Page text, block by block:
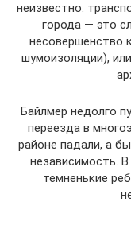
неизвестно:
города — это
несовершенство
шумоизоляции),
Байлмер недолго
переезда в
районе падали, а
независимость.
темненькие